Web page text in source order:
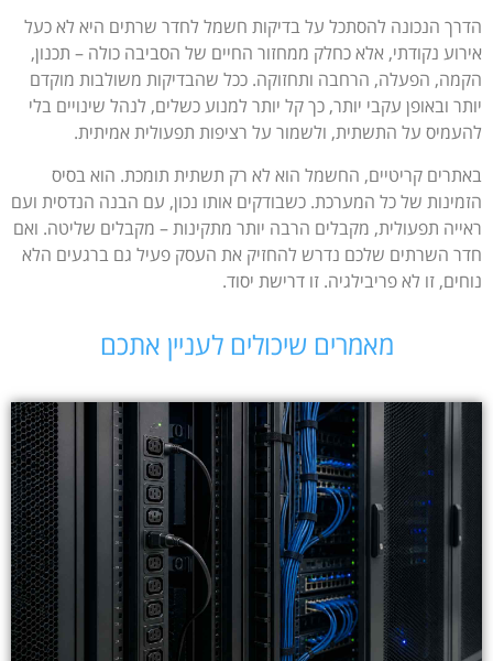
הדרך הנכונה להסתכל על בדיקות חשמל לחדר שרתים היא לא כעל
אירוע נקודתי, אלא כחלק ממחזור החיים של הסביבה כולה – תכנון,
הקמה, הפעלה, הרחבה ותחזוקה. ככל שהבדיקות משולבות מוקדם
יותר ובאופן עקבי יותר, כך קל יותר למנוע כשלים, לנהל שינויים בלי
להעמיס על התשתית, ולשמור על רציפות תפעולית אמיתית.
באתרים קריטיים, החשמל הוא לא רק תשתית תומכת. הוא בסיס
הזמינות של כל המערכת. כשבודקים אותו נכון, עם הבנה הנדסית ועם
ראייה תפעולית, מקבלים הרבה יותר מתקינות – מקבלים שליטה. ואם
חדר השרתים שלכם נדרש להחזיק את העסק פעיל גם ברגעים הלא
נוחים, זו לא פריבילגיה. זו דרישת יסוד.
מאמרים שיכולים לעניין אתכם